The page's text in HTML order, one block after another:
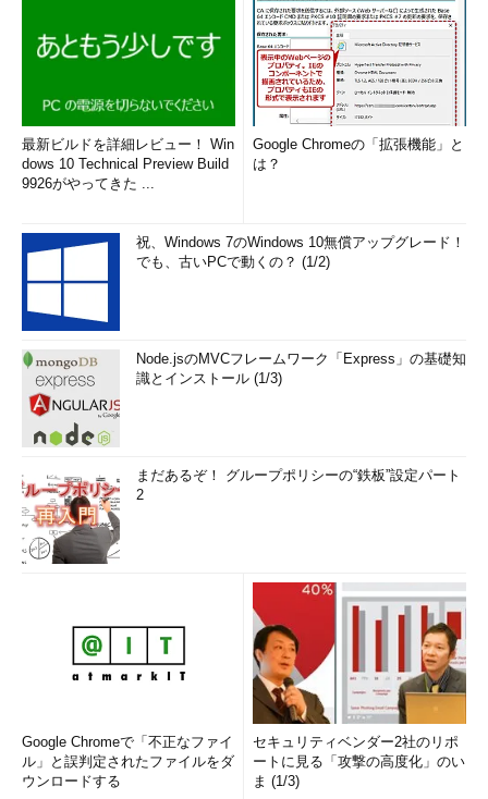
最新ビルドを詳細レビュー！ Win
dows 10 Technical Preview Build
9926がやってきた ...
Google Chromeの「拡張機能」と
は？
祝、Windows 7のWindows 10無償アップグレード！
でも、古いPCで動くの？ (1/2)
Node.jsのMVCフレームワーク「Express」の基礎知
識とインストール (1/3)
まだあるぞ！ グループポリシーの“鉄板”設定パート
2
Google Chromeで「不正なファイ
ル」と誤判定されたファイルをダ
ウンロードする
セキュリティベンダー2社のリポ
ートに見る「攻撃の高度化」のい
ま (1/3)